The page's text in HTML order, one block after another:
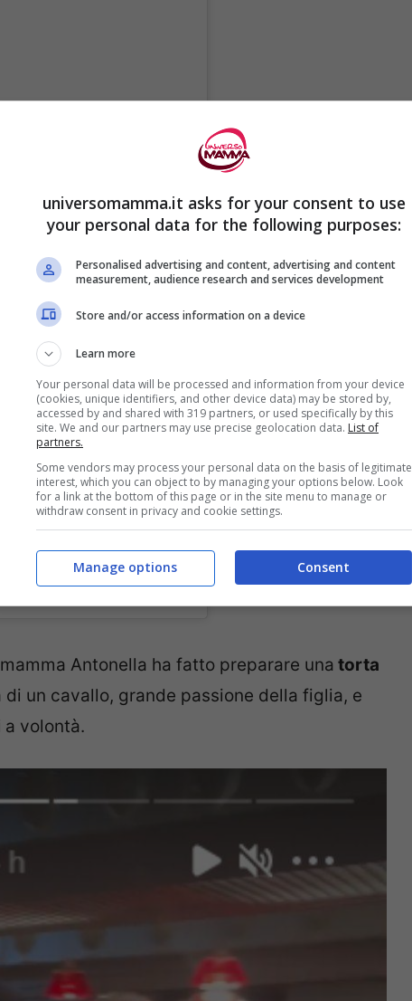
(@antoclerici)
Antonella ha fatto preparare una torta
di un cavallo, grande passione della figlia, e
a volontà.
universomamma.it asks for your consent to use
your personal data for the following purposes:
Personalised advertising and content, advertising and content
measurement, audience research and services development
Store and/or access information on a device
Learn more
Your personal data will be processed and information from your device
(cookies, unique identifiers, and other device data) may be stored by,
accessed by and shared with 319 partners, or used specifically by this
site. We and our partners may use precise geolocation data. List of
partners.
Some vendors may process your personal data on the basis of legitimate
interest, which you can object to by managing your options below. Look
for a link at the bottom of this page or in the site menu to manage or
withdraw consent in privacy and cookie settings.
Consent
Manage options